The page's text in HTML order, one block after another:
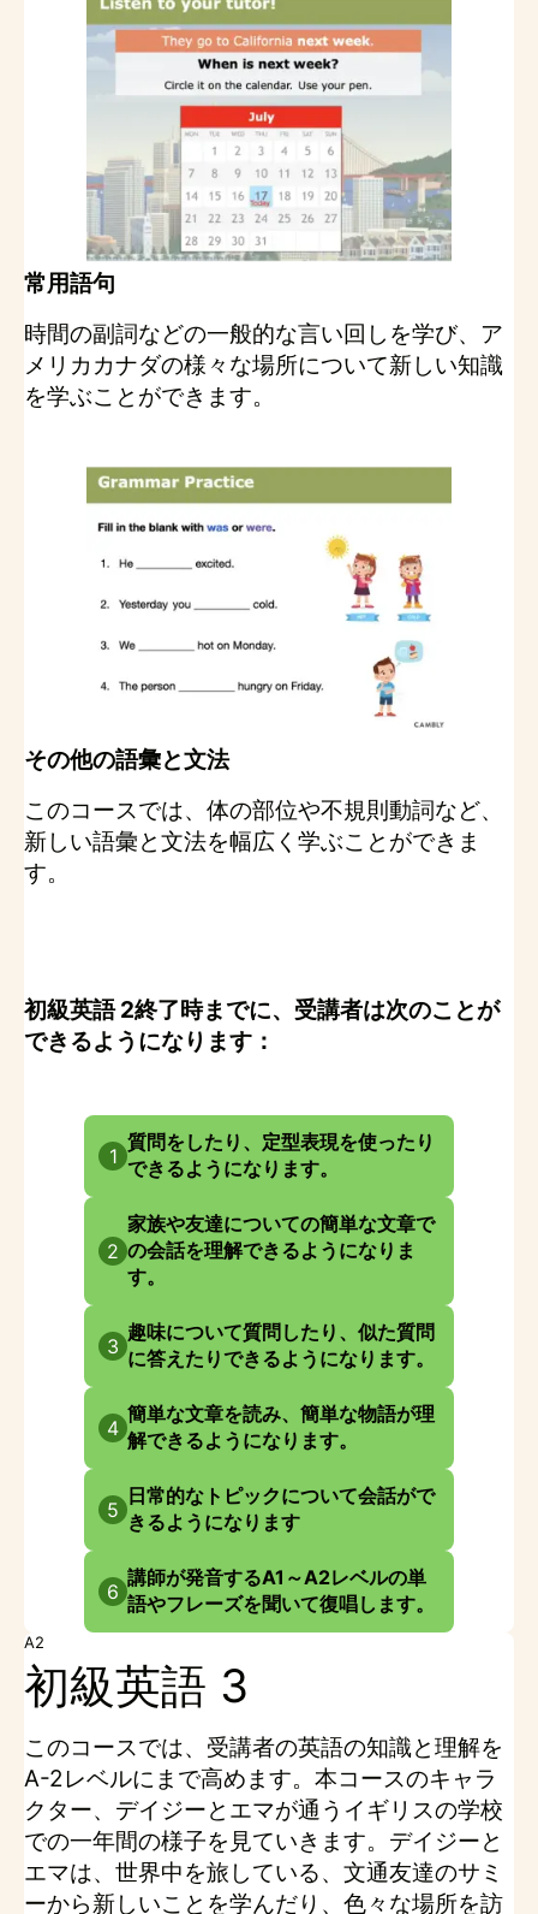
常用語句
時間の副詞などの一般的な言い回しを学び、ア
メリカカナダの様々な場所について新しい知識
を学ぶことができます。
その他の語彙と文法
このコースでは、体の部位や不規則動詞など、
新しい語彙と文法を幅広く学ぶことができま
す。
初級英語 2終了時までに、受講者は次のことが
できるようになります：
1
質問をしたり、定型表現を使ったり
できるようになります。
2
家族や友達についての簡単な文章で
の会話を理解できるようになりま
す。
3
趣味について質問したり、似た質問
に答えたりできるようになります。
4
簡単な文章を読み、簡単な物語が理
解できるようになります。
5
日常的なトピックについて会話がで
きるようになります
6
講師が発音するA1～A2レベルの単
語やフレーズを聞いて復唱します。
A2
初級英語 3
このコースでは、受講者の英語の知識と理解を
A-2レベルにまで高めます。本コースのキャラ
クター、デイジーとエマが通うイギリスの学校
での一年間の様子を見ていきます。デイジーと
エマは、世界中を旅している、文通友達のサミ
ーから新しいことを学んだり、色々な場所を訪